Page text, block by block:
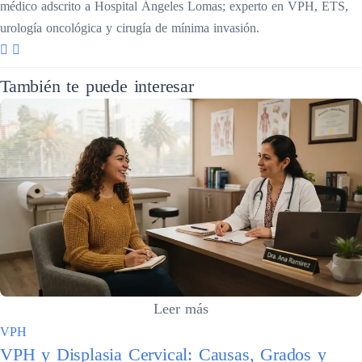
médico adscrito a Hospital Ángeles Lomas; experto en VPH, ETS,
urología oncológica y cirugía de mínima invasión.
También te puede interesar
Leer más
VPH
VPH y Displasia Cervical: Causas, Grados y